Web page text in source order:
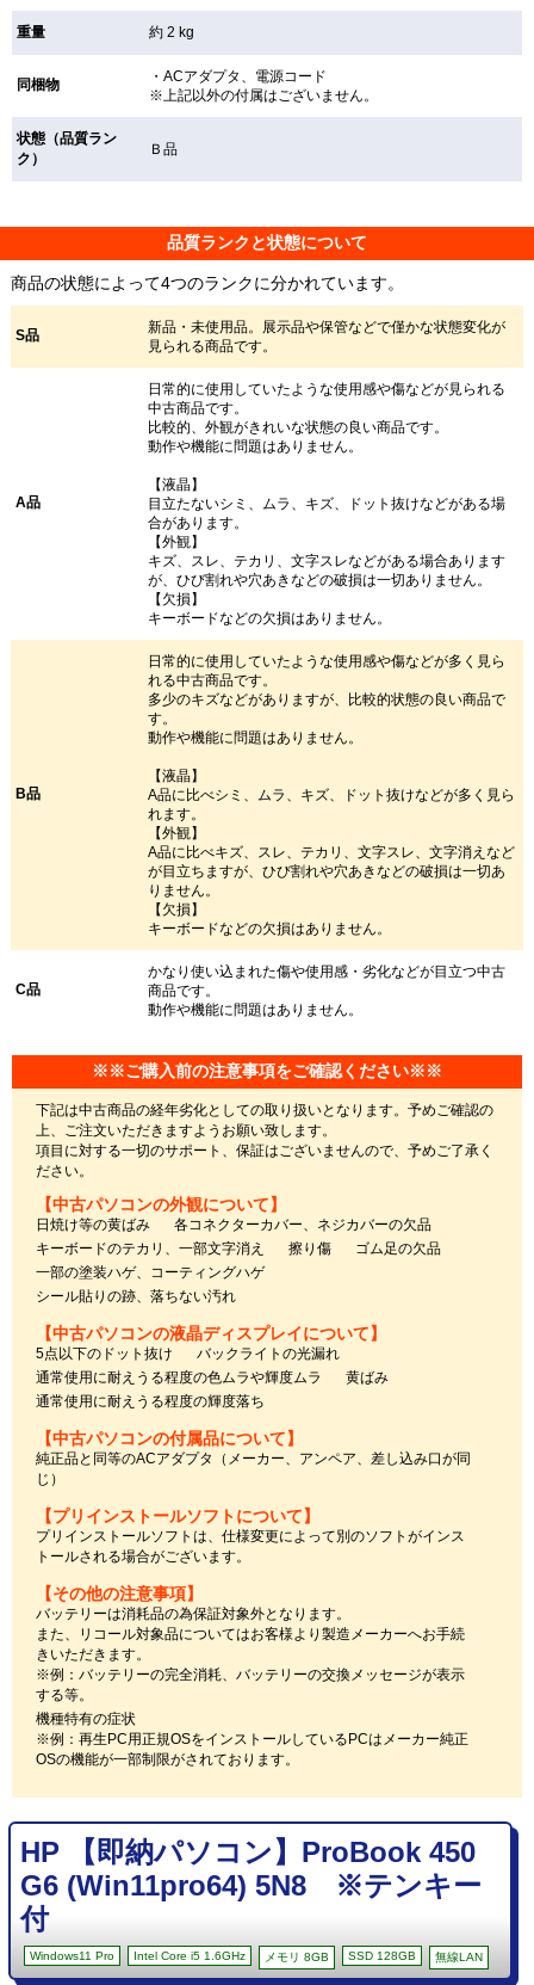
重量 約 2 kg
同梱物
・ACアダプタ、電源コード
※上記以外の付属はございません。
状態（品質ラン
ク）
Ｂ品
品質ランクと状態について
商品の状態によって4つのランクに分かれています。
S品
新品・未使用品。展示品や保管などで僅かな状態変化が
見られる商品です。
A品
日常的に使用していたような使用感や傷などが見られる
中古商品です。
比較的、外観がきれいな状態の良い商品です。
動作や機能に問題はありません。
【液晶】
目立たないシミ、ムラ、キズ、ドット抜けなどがある場
合があります。
【外観】
キズ、スレ、テカリ、文字スレなどがある場合あります
が、ひび割れや穴あきなどの破損は一切ありません。
【欠損】
キーボードなどの欠損はありません。
B品
日常的に使用していたような使用感や傷などが多く見ら
れる中古商品です。
多少のキズなどがありますが、比較的状態の良い商品で
す。
動作や機能に問題はありません。
【液晶】
A品に比べシミ、ムラ、キズ、ドット抜けなどが多く見ら
れます。
【外観】
A品に比べキズ、スレ、テカリ、文字スレ、文字消えなど
が目立ちますが、ひび割れや穴あきなどの破損は一切あ
りません。
【欠損】
キーボードなどの欠損はありません。
C品
かなり使い込まれた傷や使用感・劣化などが目立つ中古
商品です。
動作や機能に問題はありません。
※※ご購入前の注意事項をご確認ください※※
下記は中古商品の経年劣化としての取り扱いとなります。予めご確認の
上、ご注文いただきますようお願い致します。
項目に対する一切のサポート、保証はございませんので、予めご了承く
ださい。
【中古パソコンの外観について】
日焼け等の黄ばみ
各コネクターカバー、ネジカバーの欠品
キーボードのテカリ、一部文字消え
擦り傷
ゴム足の欠品
一部の塗装ハゲ、コーティングハゲ
シール貼りの跡、落ちない汚れ
【中古パソコンの液晶ディスプレイについて】
5点以下のドット抜け
バックライトの光漏れ
通常使用に耐えうる程度の色ムラや輝度ムラ
黄ばみ
通常使用に耐えうる程度の輝度落ち
【中古パソコンの付属品について】
純正品と同等のACアダプタ（メーカー、アンペア、差し込み口が同
じ）
【プリインストールソフトについて】
プリインストールソフトは、仕様変更によって別のソフトがインス
トールされる場合がございます。
【その他の注意事項】
バッテリーは消耗品の為保証対象外となります。
また、リコール対象品についてはお客様より製造メーカーへお手続
きいただきます。
※例：バッテリーの完全消耗、バッテリーの交換メッセージが表示
する等。
機種特有の症状
※例：再生PC用正規OSをインストールしているPCはメーカー純正
OSの機能が一部制限がされております。
HP 【即納パソコン】ProBook 450
G6 (Win11pro64) 5N8 ※テンキー
付
Windows11 Pro Intel Core i5 1.6GHz メモリ 8GB SSD 128GB 無線LAN